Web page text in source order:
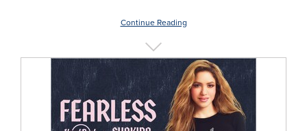
Continue Reading